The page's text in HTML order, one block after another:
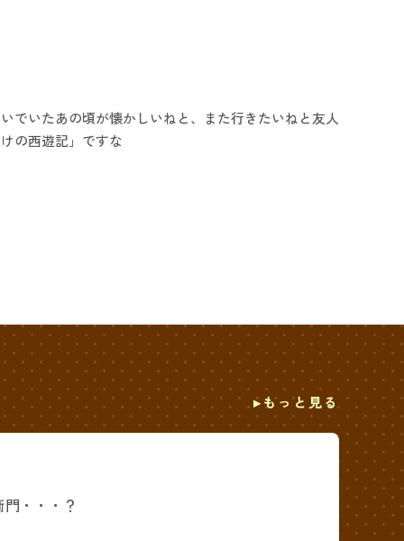
でいたあの頃が懐かしいねと、また行きたいねと友人
の西遊記」ですな
もっと見る
・・・？